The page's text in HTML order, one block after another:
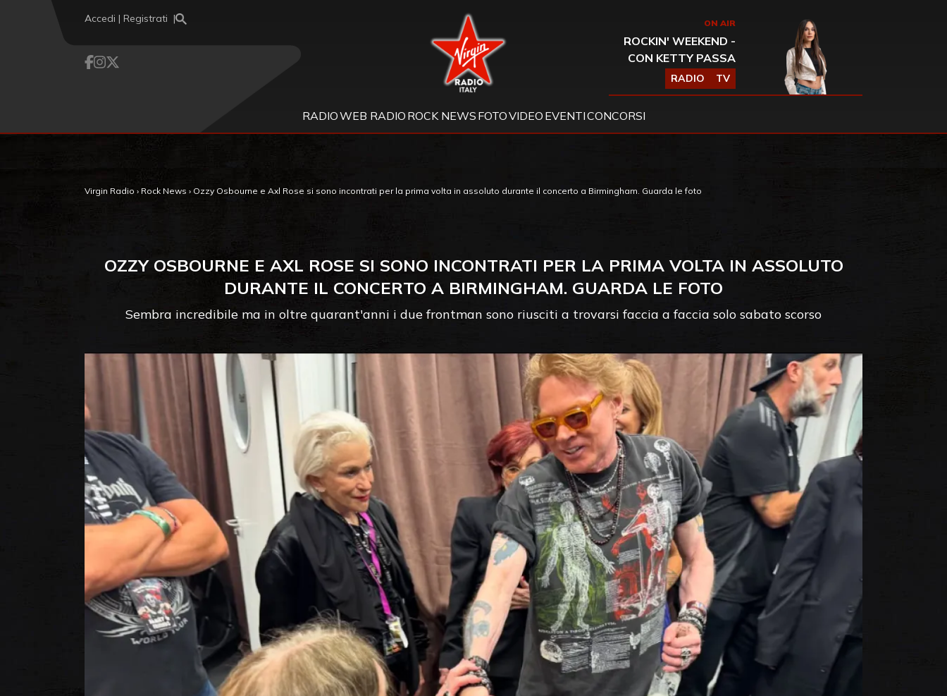
Accedi | Registrati Virgin Radio ON AIR
ROCKIN' WEEKEND -
CON KETTY PASSA
RADIO TV
RADIOWEB RADIO ROCK NEWS FOTOVIDEO EVENTICONCORSI
Virgin Radio › Rock News › Ozzy Osbourne e Axl Rose si sono incontrati per la prima volta in assoluto durante il concerto a Birmingham. Guarda le foto
OZZY OSBOURNE E AXL ROSE SI SONO INCONTRATI PER LA PRIMA VOLTA IN ASSOLUTO
DURANTE IL CONCERTO A BIRMINGHAM. GUARDA LE FOTO
Sembra incredibile ma in oltre quarant'anni i due frontman sono riusciti a trovarsi faccia a faccia solo sabato scorso